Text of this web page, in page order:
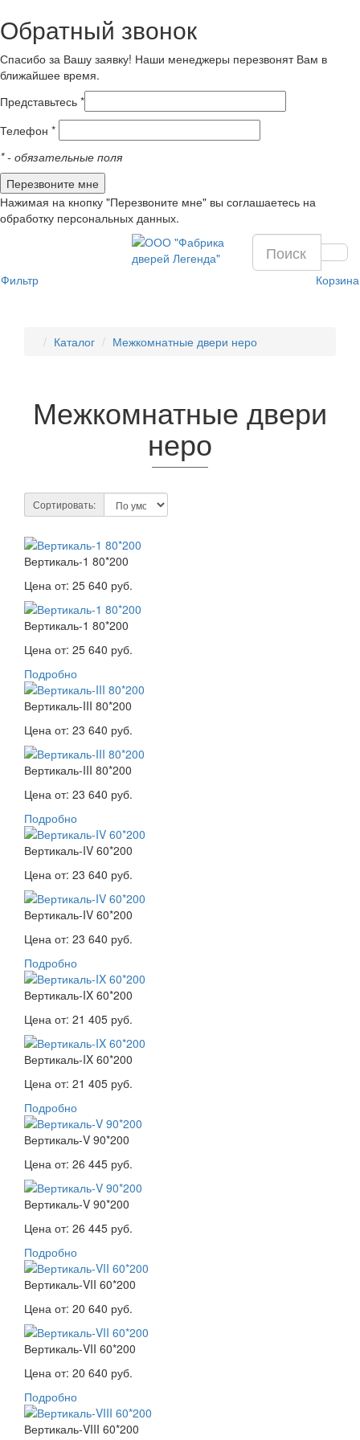
Обратный звонок
Спасибо за Вашу заявку! Наши менеджеры перезвонят Вам в
ближайшее время.
Представьтесь *
Телефон *
*- обязательные поля
Нажимая на кнопку "Перезвоните мне" вы соглашаетесь на
обработку персональных данных.
Фильтр Корзина
Каталог Межкомнатные двери неро
Межкомнатные двери
неро
Сортировать:
Вертикаль-1 80*200
Цена от: 25 640 руб.
Вертикаль-1 80*200
Цена от: 25 640 руб.
Подробно
Вертикаль-III 80*200
Цена от: 23 640 руб.
Вертикаль-III 80*200
Цена от: 23 640 руб.
Подробно
Вертикаль-IV 60*200
Цена от: 23 640 руб.
Вертикаль-IV 60*200
Цена от: 23 640 руб.
Подробно
Вертикаль-IX 60*200
Цена от: 21 405 руб.
Вертикаль-IX 60*200
Цена от: 21 405 руб.
Подробно
Вертикаль-V 90*200
Цена от: 26 445 руб.
Вертикаль-V 90*200
Цена от: 26 445 руб.
Подробно
Вертикаль-VII 60*200
Цена от: 20 640 руб.
Вертикаль-VII 60*200
Цена от: 20 640 руб.
Подробно
Вертикаль-VIII 60*200